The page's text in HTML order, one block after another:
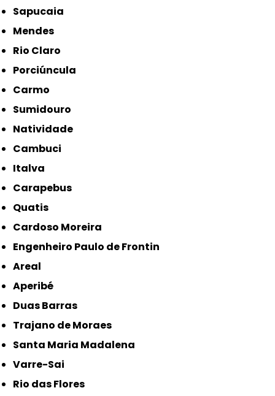
Sapucaia
Mendes
Rio Claro
Porciúncula
Carmo
Sumidouro
Natividade
Cambuci
Italva
Carapebus
Quatis
Cardoso Moreira
Engenheiro Paulo de Frontin
Areal
Aperibé
Duas Barras
Trajano de Moraes
Santa Maria Madalena
Varre-Sai
Rio das Flores